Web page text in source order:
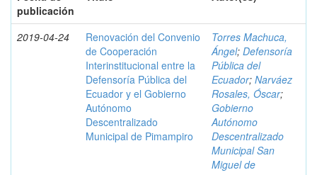
publicación
2019-04-24
Renovación del Convenio
de Cooperación
Interinstitucional entre la
Defensoría Pública del
Ecuador y el Gobierno
Autónomo
Descentralizado
Municipal de Pimampiro
Torres Machuca,
Ángel; Defensoría
Pública del
Ecuador; Narváez
Rosales, Óscar;
Gobierno
Autónomo
Descentralizado
Municipal San
Miguel de